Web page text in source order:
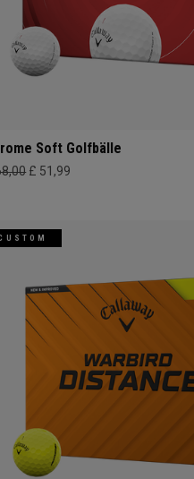
Soft Golfbälle
£ 51,99